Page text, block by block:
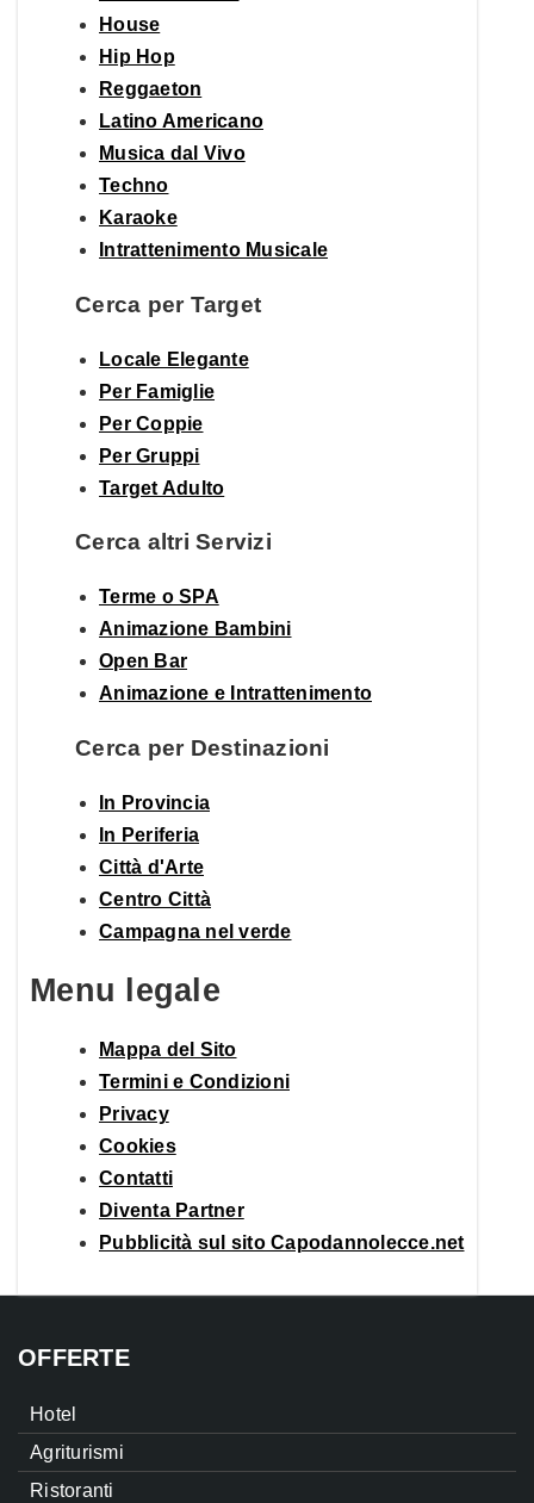
House
Hip Hop
Reggaeton
Latino Americano
Musica dal Vivo
Techno
Karaoke
Intrattenimento Musicale
Cerca per Target
Locale Elegante
Per Famiglie
Per Coppie
Per Gruppi
Target Adulto
Cerca altri Servizi
Terme o SPA
Animazione Bambini
Open Bar
Animazione e Intrattenimento
Cerca per Destinazioni
In Provincia
In Periferia
Città d'Arte
Centro Città
Campagna nel verde
Menu legale
Mappa del Sito
Termini e Condizioni
Privacy
Cookies
Contatti
Diventa Partner
Pubblicità sul sito Capodannolecce.net
OFFERTE
Hotel
Agriturismi
Ristoranti